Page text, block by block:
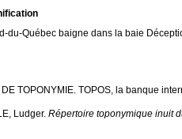
du-Québec baigne dans la baie
TOPONYMIE. TOPOS, la banque
Ludger. Répertoire toponymique inuit